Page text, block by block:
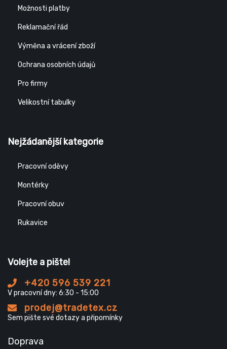
Možnosti platby
Reklamační řád
Výměna a vrácení zboží
Ochrana osobních údajů
Pro firmy
Velikostní tabulky
Nejžádanější kategorie
Pracovní oděvy
Montérky
Pracovní obuv
Rukavice
Volejte a pište!
+420 596 539 221
V pracovní dny: 6:30 - 15:00
prodej@tradetex.cz
Sem pište své dotazy a připomínky
Doprava